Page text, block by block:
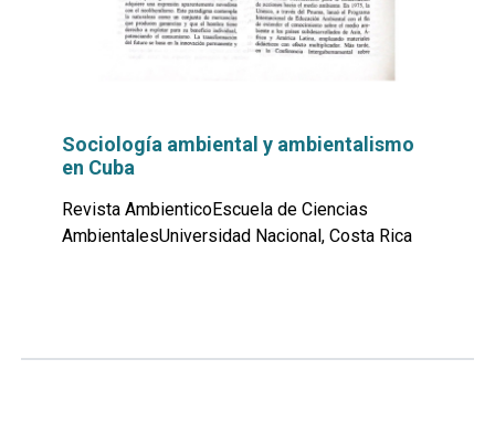
Sociología ambiental y ambientalismo
en Cuba
Revista AmbienticoEscuela de Ciencias
AmbientalesUniversidad Nacional, Costa Rica